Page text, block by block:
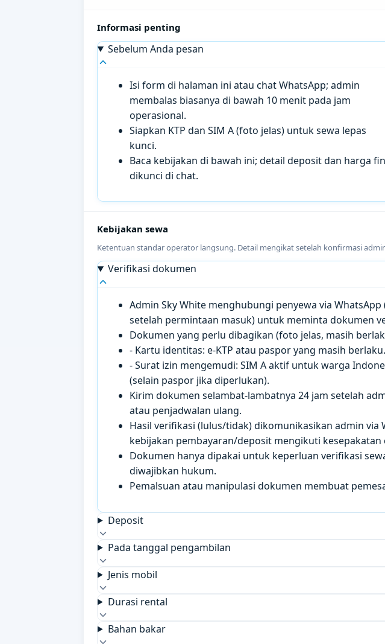
Informasi penting
Sebelum Anda pesan
Isi form di halaman ini atau chat WhatsApp; admin
membalas biasanya di bawah 10 menit pada jam
operasional.
Siapkan KTP dan SIM A (foto jelas) untuk sewa lepas
kunci.
Baca kebijakan di bawah ini; detail deposit dan harga
dikunci di chat.
Kebijakan sewa
Ketentuan standar operator langsung. Detail mengikat setelah konfirmasi
Verifikasi dokumen
Admin Sky White menghubungi penyewa via
setelah permintaan masuk) untuk meminta dokumen
Dokumen yang perlu dibagikan (foto jelas, masih
- Kartu identitas: e-KTP atau paspor yang masih berlaku.
- Surat izin mengemudi: SIM A aktif untuk warga
(selain paspor jika diperlukan).
Kirim dokumen selambat-lambatnya 24 jam setelah
atau penjadwalan ulang.
Hasil verifikasi (lulus/tidak) dikomunikasikan admin
kebijakan pembayaran/deposit mengikuti
Dokumen hanya dipakai untuk keperluan verifikasi
diwajibkan hukum.
Pemalsuan atau manipulasi dokumen membuat
Deposit
Pada tanggal pengambilan
Jenis mobil
Durasi rental
Bahan bakar